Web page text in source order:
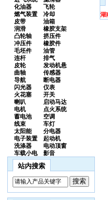
化油器
飞轮
燃气装置
冷却
皮带
油箱
润滑
橡胶支架
凸轮轴
挤压件
冲压件
橡胶件
毛坯件
油管
连杆
排气
皮轮
发动机悬
曲轴
传感器
导航
断电器
闪光器
仪表
火花塞
开关
喇叭
启动马达
电机
点火系统
蓄电池
空调
线束
车灯
太阳能
分电器
电子装置
起动机
洗涤器
电动顶窗
车载小电
影音
站内搜索
湖